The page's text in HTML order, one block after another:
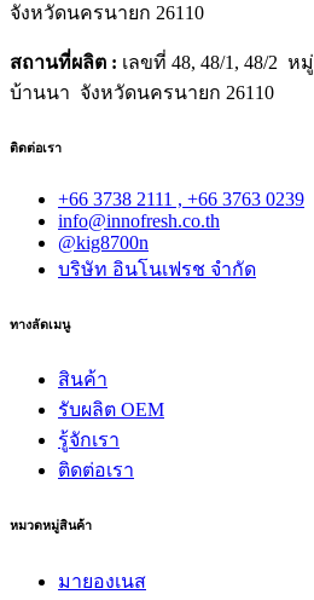
จังหวัดนครนายก 26110
สถานที่ผลิต : เลขที่ 48, 48/1, 48/2
บ้านนา จังหวัดนครนายก 26110
ติดต่อเรา
+66 3738 2111 , +66 3763 0239
info@innofresh.co.th
@kig8700n
บริษัท อินโนเฟรช จำกัด
ทางลัดเมนู
สินค้า
รับผลิต OEM
รู้จักเรา
ติดต่อเรา
หมวดหมู่สินค้า
มายองเนส